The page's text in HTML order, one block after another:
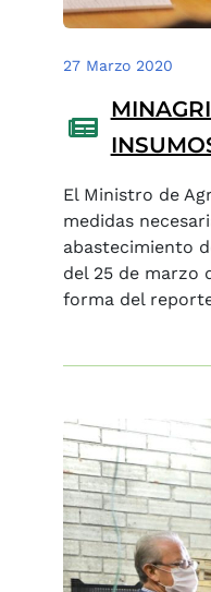
27 Marzo 2020
El Ministro de
medidas
abastecimiento
del 25 de marzo
forma del